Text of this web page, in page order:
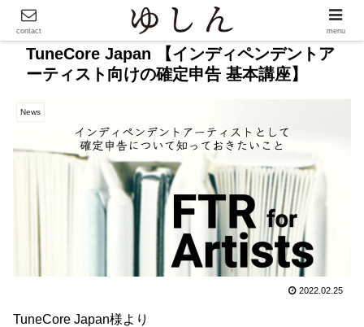
TuneCore Japan 【インディペンデントア
ーティスト向けの確定申告 基本講座】
News
2022.02.25
TuneCore Japan様より
contact menu